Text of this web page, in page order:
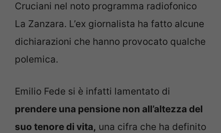
Cruciani nel noto programma radiofonico
La Zanzara. L’ex giornalista ha fatto alcune
dichiarazioni che hanno provocato qualche
polemica.
Emilio Fede si è infatti lamentato di
prendere una pensione non all’altezza del
suo tenore di vita, una cifra che ha definito